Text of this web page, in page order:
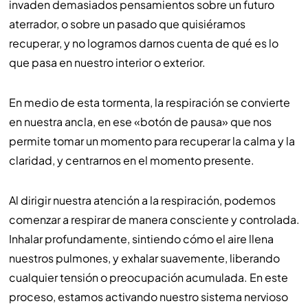
invaden demasiados pensamientos sobre un futuro
aterrador, o sobre un pasado que quisiéramos
recuperar, y no logramos darnos cuenta de qué es lo
que pasa en nuestro interior o exterior.
En medio de esta tormenta, la respiración se convierte
en nuestra ancla, en ese «botón de pausa» que nos
permite tomar un momento para recuperar la calma y la
claridad, y centrarnos en el momento presente.
Al dirigir nuestra atención a la respiración, podemos
comenzar a respirar de manera consciente y controlada.
Inhalar profundamente, sintiendo cómo el aire llena
nuestros pulmones, y exhalar suavemente, liberando
cualquier tensión o preocupación acumulada. En este
proceso, estamos activando nuestro sistema nervioso